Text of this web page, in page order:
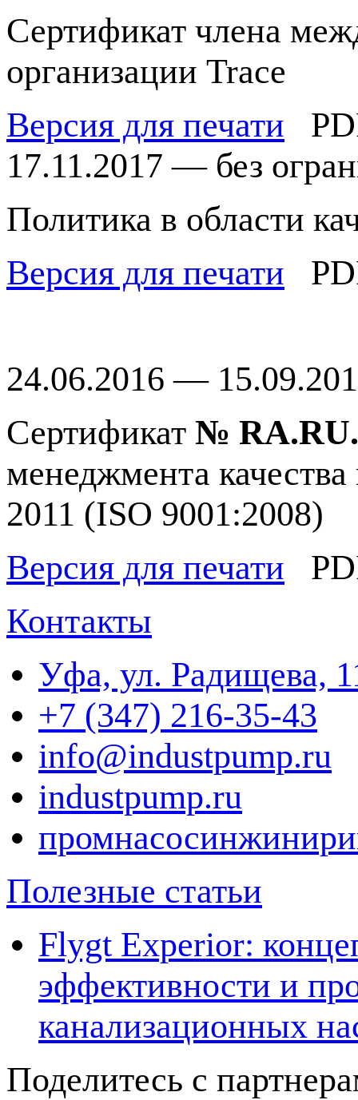
Сертификат члена
организации Trace
Версия для печати
17.11.2017 — без
Политика в области
Версия для печати
24.06.2016 —
Сертификат №
менеджмента
2011 (ISO 9001:2008)
Версия для печати
Контакты
Уфа, ул. Радищева,
+7 (347) 216-35-43
info@industpump.ru
industpump.ru
Полезные статьи
Flygt Experior:
эффективности и
канализационных
Поделитесь с